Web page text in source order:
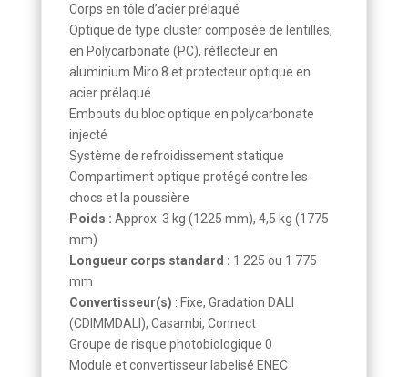
Corps en tôle d’acier prélaqué
Optique de type cluster composée de lentilles,
en Polycarbonate (PC), réflecteur en
aluminium Miro 8 et protecteur optique en
acier prélaqué
Embouts du bloc optique en polycarbonate
injecté
Système de refroidissement statique
Compartiment optique protégé contre les
chocs et la poussière
Poids : Approx. 3 kg (1225 mm), 4,5 kg (1775
mm)
Longueur corps standard : 1 225 ou 1 775
mm
Convertisseur(s) : Fixe, Gradation DALI
(CDIMMDALI), Casambi, Connect
Groupe de risque photobiologique 0
Module et convertisseur labelisé ENEC